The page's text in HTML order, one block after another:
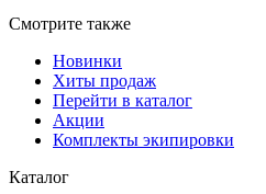
Смотрите также
Новинки
Хиты продаж
Перейти в каталог
Акции
Комплекты экипировки
Каталог